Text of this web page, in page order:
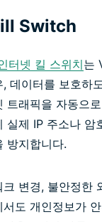
Switch
터넷 킬 스위치는
데이터를 보호하
트래픽을 자동으
실제 IP 주소나 암
방지합니다.
변경, 불안정한
도 개인정보가